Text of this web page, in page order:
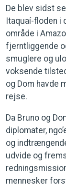
De blev sidst
Itaquaí-floden i
område i
fjerntliggende
smuglere og
voksende
og Dom havde
rejse.
Da Bruno og
diplomater,
og
udvide og
mennesker